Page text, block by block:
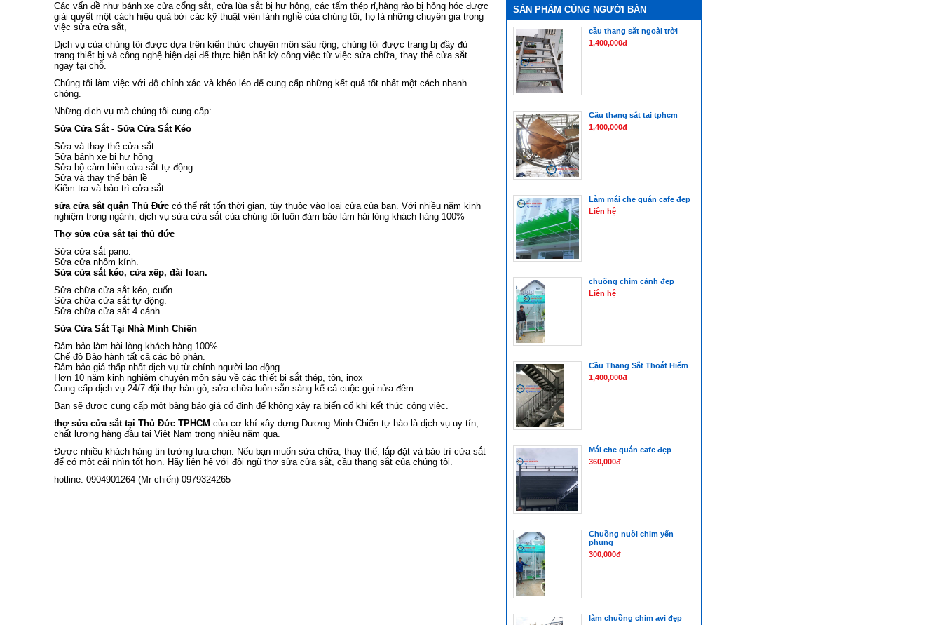
Các vấn đề như bánh xe cửa cổng sắt, cửa lùa sắt bị hư hỏng, các tấm thép rỉ,hàng rào bị hỏng hóc được
giải quyết một cách hiệu quả bởi các kỹ thuật viên lành nghề của chúng tôi, họ là những chuyên gia trong
việc sửa cửa sắt,
Dịch vụ của chúng tôi được dựa trên kiến thức chuyên môn sâu rộng, chúng tôi được trang bị đầy đủ
trang thiết bị và công nghệ hiện đại để thực hiện bất kỳ công việc từ việc sửa chữa, thay thế cửa sắt
ngay tại chỗ.
Chúng tôi làm việc với độ chính xác và khéo léo để cung cấp những kết quả tốt nhất một cách nhanh
chóng.
Những dịch vụ mà chúng tôi cung cấp:
Sửa Cửa Sắt - Sửa Cửa Sắt Kéo
Sửa và thay thế cửa sắt
Sửa bánh xe bị hư hỏng
Sửa bộ cảm biến cửa sắt tự động
Sửa và thay thế bản lề
Kiểm tra và bảo trì cửa sắt
sửa cửa sắt quận Thủ Đức có thể rất tốn thời gian, tùy thuộc vào loại cửa của bạn. Với nhiều năm kinh
nghiệm trong ngành, dịch vụ sửa cửa sắt của chúng tôi luôn đảm bảo làm hài lòng khách hàng 100%
Thợ sửa cửa sắt tại thủ đức
Sửa cửa sắt pano.
Sửa cửa nhôm kính.
Sửa cửa sắt kéo, cửa xếp, đài loan.
Sửa chữa cửa sắt kéo, cuốn.
Sửa chữa cửa sắt tự động.
Sửa chữa cửa sắt 4 cánh.
Sửa Cửa Sắt Tại Nhà Minh Chiến
Đảm bảo làm hài lòng khách hàng 100%.
Chế độ Bảo hành tất cả các bộ phận.
Đảm bảo giá thấp nhất dịch vụ từ chính người lao động.
Hơn 10 năm kinh nghiệm chuyên môn sâu về các thiết bị sắt thép, tôn, inox
Cung cấp dịch vụ 24/7 đội thợ hàn gò, sửa chữa luôn sẵn sàng kể cả cuộc gọi nửa đêm.
Bạn sẽ được cung cấp một bảng báo giá cố định để không xảy ra biến cố khi kết thúc công việc.
thợ sửa cửa sắt tại Thủ Đức TPHCM của cơ khí xây dựng Dương Minh Chiến tự hào là dịch vụ uy tín,
chất lượng hàng đầu tại Việt Nam trong nhiều năm qua.
Được nhiều khách hàng tin tưởng lựa chọn. Nếu bạn muốn sửa chữa, thay thế, lắp đặt và bảo trì cửa sắt
để có một cái nhìn tốt hơn. Hãy liên hệ với đội ngũ thợ sửa cửa sắt, cầu thang sắt của chúng tôi.
hotline: 0904901264 (Mr chiến) 0979324265
SẢN PHẨM CÙNG NGƯỜI BÁN
cầu thang sắt ngoài trời
1,400,000đ
Cầu thang sắt tại tphcm
1,400,000đ
Làm mái che quán cafe đẹp
Liên hệ
chuồng chim cảnh đẹp
Liên hệ
Cầu Thang Sắt Thoát Hiểm
1,400,000đ
Mái che quán cafe đẹp
360,000đ
Chuồng nuôi chim yến
phụng
300,000đ
làm chuồng chim avi đẹp